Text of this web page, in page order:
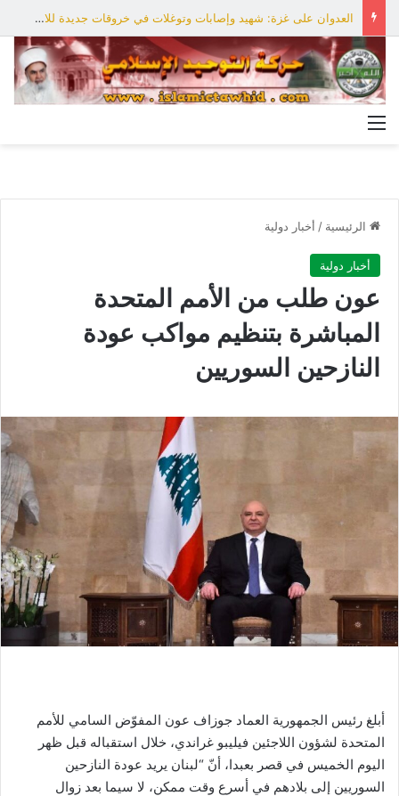
العدوان على غزة: شهيد وإصابات وتوغلات في خروقات جديدة للاحتلال
الرئيسية / أخبار دولية
أخبار دولية
عون طلب من الأمم المتحدة
المباشرة بتنظيم مواكب عودة
النازحين السوريين
أبلغ رئيس الجمهورية العماد جوزاف عون المفوّض السامي للأمم
المتحدة لشؤون اللاجئين فيليبو غراندي، خلال استقباله قبل ظهر
اليوم الخميس في قصر بعبدا، أنّ “لبنان يريد عودة النازحين
السوريين إلى بلادهم في أسرع وقت ممكن، لا سيما بعد زوال